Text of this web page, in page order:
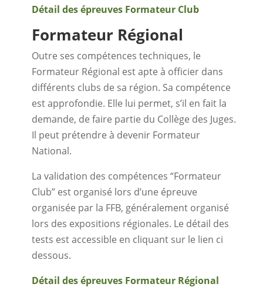
Détail des épreuves Formateur Club
Formateur Régional
Outre ses compétences techniques, le
Formateur Régional est apte à officier dans
différents clubs de sa région. Sa compétence
est approfondie. Elle lui permet, s’il en fait la
demande, de faire partie du Collège des Juges.
Il peut prétendre à devenir Formateur
National.
La validation des compétences “Formateur
Club” est organisé lors d’une épreuve
organisée par la FFB, généralement organisé
lors des expositions régionales. Le détail des
tests est accessible en cliquant sur le lien ci
dessous.
Détail des épreuves Formateur Régional